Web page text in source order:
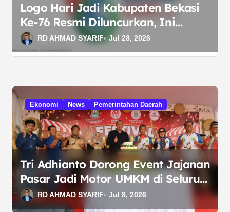
Logo Hari Jadi Kabupaten Bekasi
Ke-76 Resmi Diluncurkan, Ini
Filosofi di Baliknya
RD AHMAD SYARIF Jul 28, 2026
Ekonomi News Pemerintahan Daerah
Tri Adhianto Dorong Event Jajanan
Pasar Jadi Motor UMKM di Seluruh
Kecamatan Bekasi
RD AHMAD SYARIF Jul 8, 2026